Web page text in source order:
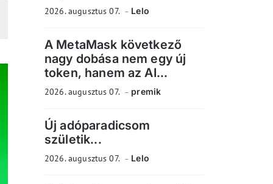
2026. augusztus 07. Lelo
A MetaMask következő
nagy dobása nem egy új
token, hanem az AI...
2026. augusztus 07. premik
Új adóparadicsom
születik...
2026. augusztus 07. Lelo